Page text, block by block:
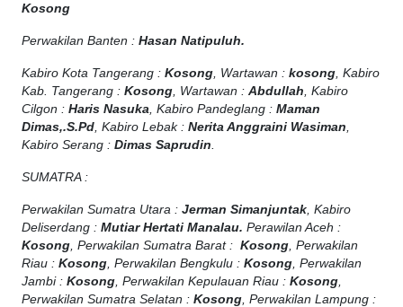
Kosong
Perwakilan Banten : Hasan Natipuluh.
Kabiro Kota Tangerang : Kosong , Wartawan : kosong , Kabiro
Kab. Tangerang : Kosong , Wartawan : Abdullah , Kabiro
Cilgon : Haris Nasuka , Kabiro Pandeglang : Maman
Dimas,.S.Pd , Kabiro Lebak : Nerita Anggraini Wasiman
Kabiro Serang : Dimas Saprudin
SUMATRA :
Perwakilan Sumatra Utara : Jerman Simanjuntak , Kabiro
Deliserdang : Mutiar Hertati Manalau. Perawilan Aceh :
Kosong , Perwakilan Sumatra Barat : Kosong , Perwakilan
Riau : Kosong , Perwakilan Bengkulu : Kosong , Perwakilan
Jambi : Kosong , Perwakilan Kepulauan Riau : Kosong
Perwakilan Sumatra Selatan : Kosong , Perwakilan Lampung :